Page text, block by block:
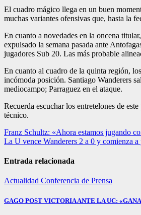
El cuadro mágico llega en un buen
muchas variantes ofensivas que, hasta la
En cuanto a novedades en la oncena
expulsado la semana pasada ante
jugadores Sub 20. Las más probable
En cuanto al cuadro de la quinta región,
incómoda posición. Santiago Wanderers
mediocampo; Parraguez en el ataque.
Recuerda escuchar los entretelones de
técnico.
Navegación
de
entradas
Franz Schultz: «Ahora estamos jugando
La U vence Wanderers 2 a 0 y comienza
Entrada relacionada
Actualidad Conferencia de Prensa
GAGO POST VICTORIA ANTE LA UC: